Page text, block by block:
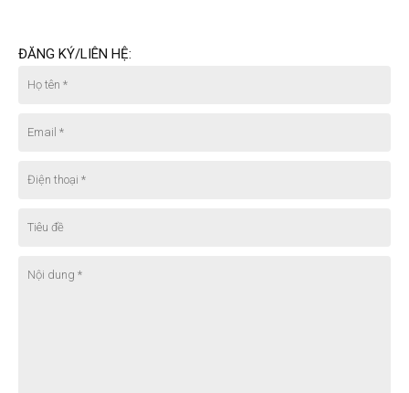
ĐĂNG KÝ/LIÊN HỆ: